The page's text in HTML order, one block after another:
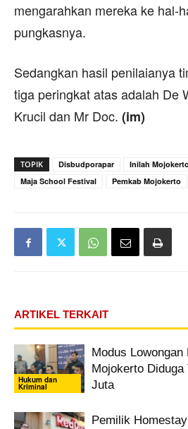
mengarahkan mereka ke hal-
pungkasnya.
Sedangkan hasil penilaianya
tiga peringkat atas adalah De
Krucil dan Mr Doc. (im)
TOPIK Disbudporapar Inilah
Maja School Festival
Pemkab Mojokerto
ARTIKEL TERKAIT
Hukum dan
Kriminal
Modus
Mojokerto Diduga
Juta
Pemilik